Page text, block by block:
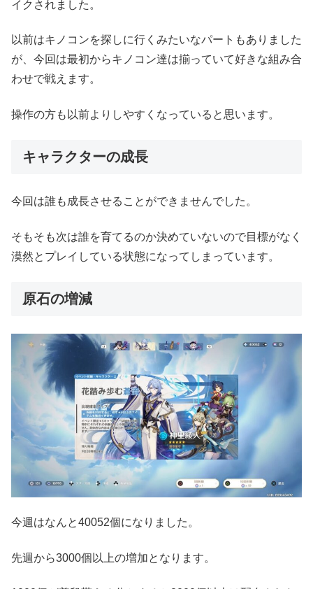
イクされました。
以前はキノコンを探しに行くみたいなパートもありました
が、今回は最初からキノコン達は揃っていて好きな組み合
わせで戦えます。
操作の方も以前よりしやすくなっていると思います。
キャラクターの成長
今回は誰も成長させることができませんでした。
そもそも次は誰を育てるのか決めていないので目標がなく
漠然とプレイしている状態になってしまっています。
原石の増減
今週はなんと40052個になりました。
先週から3000個以上の増加となります。